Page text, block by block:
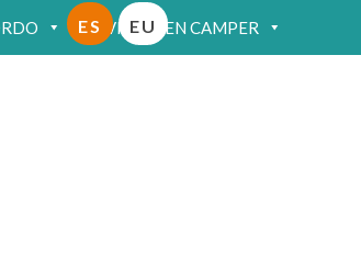
VIAJAR EN CAMPER
ES EU